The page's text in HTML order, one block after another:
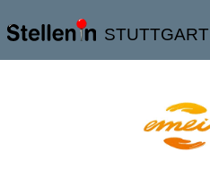
STUTTGART